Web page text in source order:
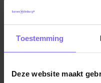
Toestemming
Deze website maakt
eigen verwachtingen
ook?
Een gezellige en
waar kinderen zich
Vacatures in Boxmeer
Onderwijs in Limburg